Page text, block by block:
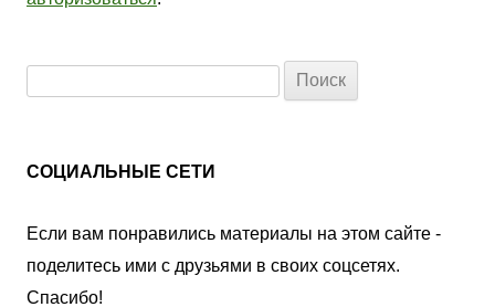
СОЦИАЛЬНЫЕ СЕТИ
Если вам понравились материалы на этом сайте -
поделитесь ими с друзьями в своих соцсетях.
Спасибо!